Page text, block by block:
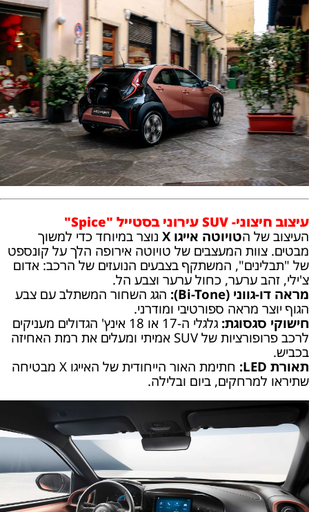
עיצוב חיצוני- SUV עירוני בסטייל "Spice"
העיצוב של הטויוטה אייגו X
נוצר במיוחד כדי למשוך
מבטים. צוות המעצבים של טויוטה אירופה הלך על קונספט
של "תבלינים", המשתקף בצבעים הנועזים של הרכב: אדום
צ'ילי, זהב ערער, כחול ערער וצבע הל.
מראה דו-גווני (Bi-Tone):
הגג השחור המשתלב עם צבע
הגוף יוצר מראה ספורטיבי ומודרני.
חישוקי סגסוגת:
גלגלי ה-17 או 18 אינץ' הגדולים מעניקים
לרכב פרופורציות של SUV אמיתי ומעלים את רמת האחיזה
בכביש.
תאורת LED:
חתימת האור הייחודית של האייגו X מבטיחה
שתיראו למרחקים, ביום ובלילה.